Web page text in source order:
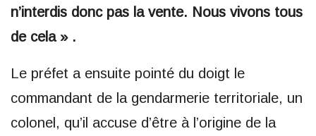
n’interdis donc pas la vente. Nous vivons tous
de cela » .
Le préfet a ensuite pointé du doigt le
commandant de la gendarmerie territoriale, un
colonel, qu’il accuse d’être à l’origine de la